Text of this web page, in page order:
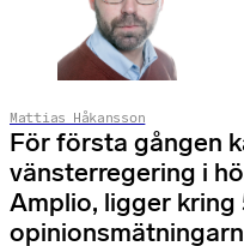
Mattias Håkansson
För första gången
vänsterregering i
Amplio, ligger kring